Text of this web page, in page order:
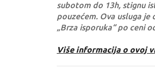
subotom do 13h, stignu
pouzećem. Ova usluga
„Brza isporuka“ po ceni
Više informacija o ovoj